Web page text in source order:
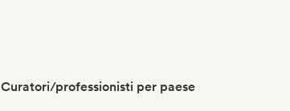
Curatori/professionisti per paese